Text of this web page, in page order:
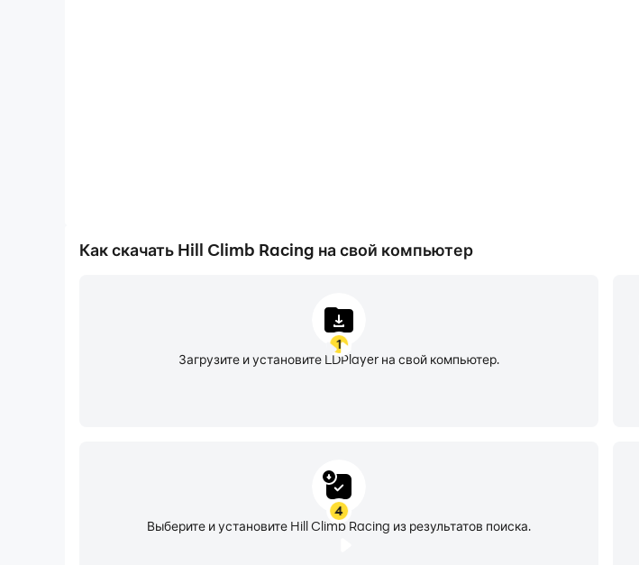
Как скачать Hill Climb Racing на свой компьютер
1
Загрузите и установите LDPlayer на свой компьютер.
4
Выберите и установите Hill Climb Racing из результатов поиска.